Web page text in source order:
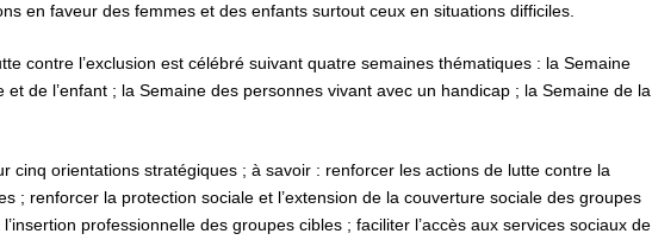
en faveur des femmes et des enfants surtout ceux en situations difficiles.
contre l’exclusion est célébré suivant quatre semaines thématiques : la Semaine
de l’enfant ; la Semaine des personnes vivant avec un handicap ; la Semaine de la
cinq orientations stratégiques ; à savoir : renforcer les actions de lutte contre la
; renforcer la protection sociale et l’extension de la couverture sociale des groupes
professionnelle des groupes cibles ; faciliter l’accès aux services sociaux de